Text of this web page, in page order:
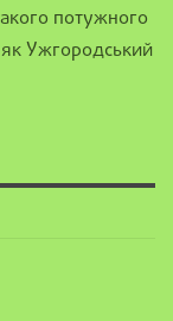
потужного
Ужгородський